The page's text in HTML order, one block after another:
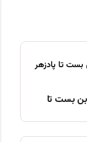
بن بست تا